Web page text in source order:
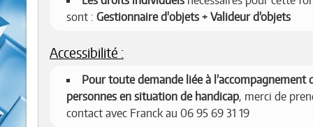
sont : Gestionnaire d'objets + Valideur d’objets
Accessibilité :
Pour toute demande liée à l’accompagnement
personnes en situation de handicap, merci de
contact avec Franck au 06 95 69 31 19